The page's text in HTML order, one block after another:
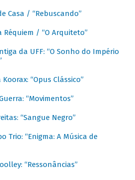
Casa / “Rebuscando”
Réquiem / “O Arquiteto”
da UFF: “O Sonho do Império
“Opus Clássico”
“Movimentos”
“Sangue Negro”
Trio: “Enigma: A Música de
“Ressonâncias”